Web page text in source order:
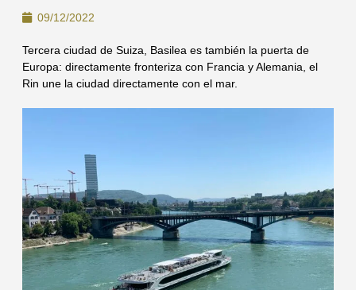
09/12/2022
Tercera ciudad de Suiza, Basilea es también la puerta de
Europa: directamente fronteriza con Francia y Alemania, el
Rin une la ciudad directamente con el mar.